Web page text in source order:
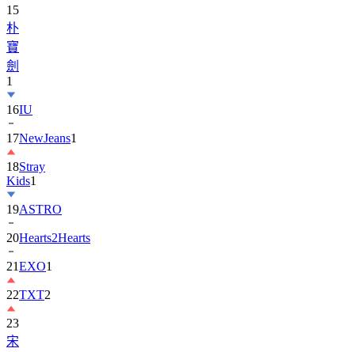
15
朴
寶
劍
1
16IU
17NewJeans1
18Stray
Kids1
19ASTRO
20Hearts2Hearts
21EXO1
22TXT2
23
宋